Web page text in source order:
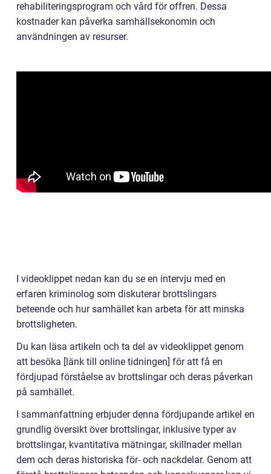
rehabiliteringsprogram och vård för offren. Dessa
kostnader kan påverka samhällsekonomin och
användningen av resurser.
I videoklippet nedan kan du se en intervju med en
erfaren kriminolog som diskuterar brottslingars
beteende och hur samhället kan arbeta för att minska
brottsligheten.
Du kan läsa artikeln och ta del av videoklippet genom
att besöka [länk till online tidningen] för att få en
fördjupad förståelse av brottslingar och deras påverkan
på samhället.
I sammanfattning erbjuder denna fördjupande artikel en
grundlig översikt över brottslingar, inklusive typer av
brottslingar, kvantitativa mätningar, skillnader mellan
dem och deras historiska för- och nackdelar. Genom att